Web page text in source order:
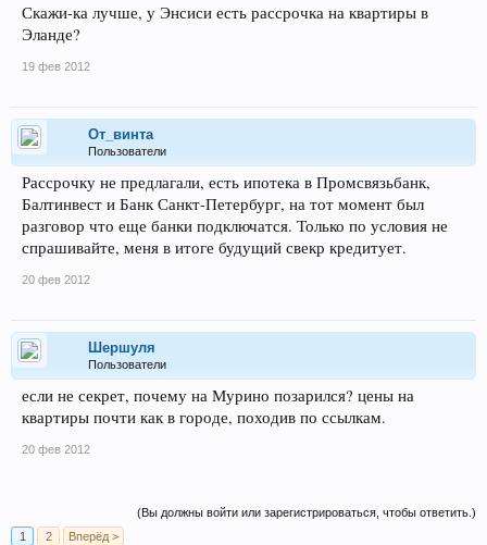
Скажи-ка лучше, у Энсиси есть рассрочка на квартиры в
Эланде?
19 фев 2012
От_винта
Пользователи
Рассрочку не предлагали, есть ипотека в Промсвязьбанк,
Балтинвест и Банк Санкт-Петербург, на тот момент был
разговор что еще банки подключатся. Только по условия не
спрашивайте, меня в итоге будущий свекр кредитует.
20 фев 2012
Шершуля
Пользователи
если не секрет, почему на Мурино позарился? цены на
квартиры почти как в городе, походив по ссылкам.
20 фев 2012
(Вы должны войти или зарегистрироваться, чтобы ответить.)
1
2 Вперёд >